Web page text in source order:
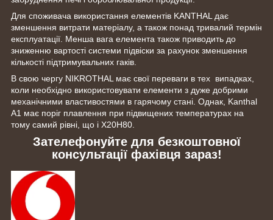
Для споживача використання елементів KANTHAL дає
зменшення витрати матеріалу, а також понад тривалий термін
експлуатації. Менша вага елемента також приводить до
зниженню вартості системи підвіски за рахунок зменшення
кількості підтримувальних гаків.
В свою чергу NIKROTHAL має свої переваги в тех випадках,
коли необхідно використовувати елементи з дуже добрими
механічними властивостями в гарячому стані. Однак, Kanthal
A1 має поріг плавлення при підвищених температурах на
тому самий рівні, що і Х20Н80.
Зателефонуйте для безкоштовної
консультації фахівця зараз!